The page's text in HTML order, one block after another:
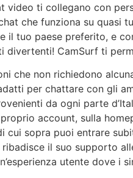
video ti collegano con
che funziona su
il tuo paese preferito, e
divertenti! CamSurf ti
che non richiedono
per chattare con gli
da ogni parte
account, sulla
cui sopra puoi entrare
il suo supporto
utente dove